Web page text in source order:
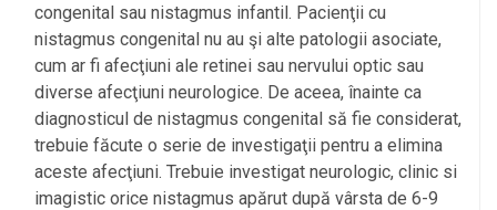
congenital sau nistagmus infantil. Pacienţii cu
nistagmus congenital nu au şi alte patologii asociate,
cum ar fi afecţiuni ale retinei sau nervului optic sau
diverse afecţiuni neurologice. De aceea, înainte ca
diagnosticul de nistagmus congenital să fie considerat,
trebuie făcute o serie de investigaţii pentru a elimina
aceste afecţiuni. Trebuie investigat neurologic, clinic si
imagistic orice nistagmus apărut după vârsta de 6-9